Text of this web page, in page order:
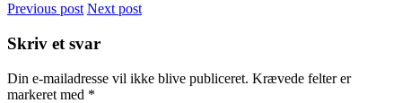
Previous post Next post
Skriv et svar
Din e-mailadresse vil ikke blive publiceret. Krævede felter er
markeret med *